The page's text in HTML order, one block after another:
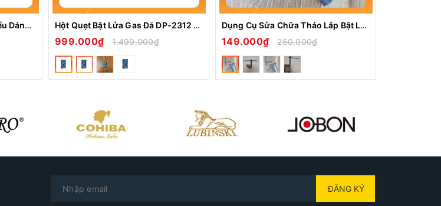
Hột Quẹt Bật Lửa Gas Đá Kiểu Dáng Dupont Montecristo Dawn Light Tiếng Kêu Pong Pong Rất Hay Hột Quẹt Bật Lửa Gas Đá DP-2312 Màu Xanh Titan Cực Đẹp Họa Tiết Độc Lạ
999.000₫ 1.499.000₫
Dụng Cụ Sửa Chữa Tháo Lắp Bật Lửa Dupont Tools Thay Zoăng
149.000₫ 250.000₫
ĐĂNG KÝ